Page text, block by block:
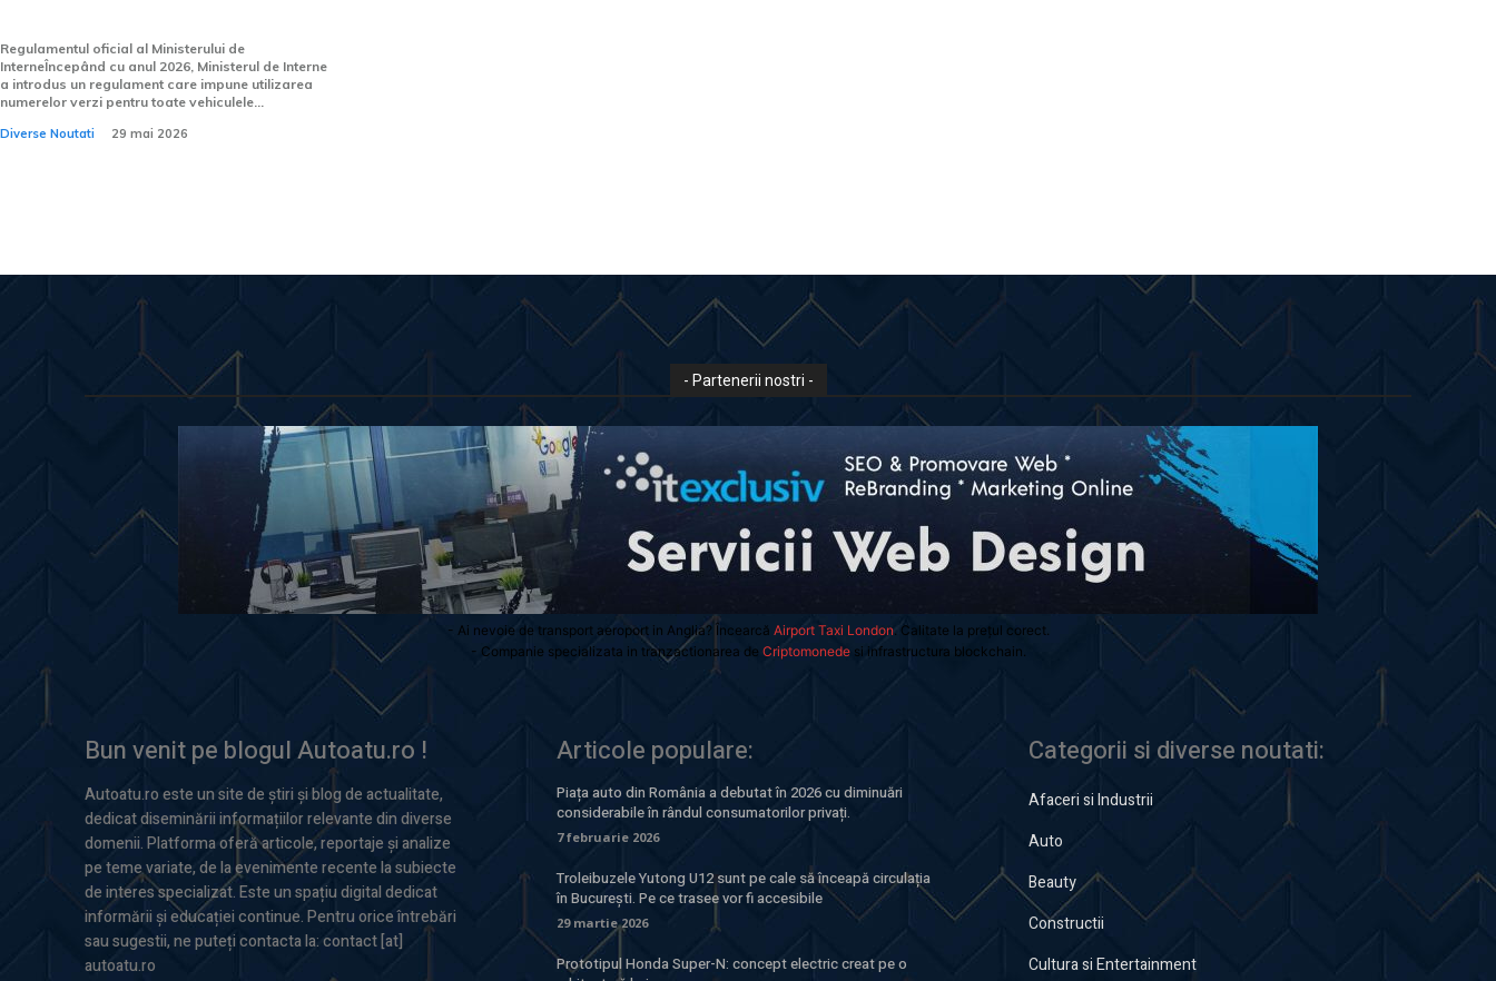
Regulamentul oficial al Ministerului de
InterneÎncepând cu anul 2026, Ministerul de Interne
a introdus un regulament care impune utilizarea
numerelor verzi pentru toate vehiculele...
Diverse Noutati 29 mai 2026
- Partenerii nostri -
- Ai nevoie de transport aeroport in Anglia? Încearcă Airport Taxi London. Calitate la prețul corect.
- Companie specializata in tranzactionarea de Criptomonedesi infrastructura blockchain.
Bun venit pe blogul Autoatu.ro !
Autoatu.ro este un site de știri și blog de actualitate,
dedicat diseminării informațiilor relevante din diverse
domenii. Platforma oferă articole, reportaje și analize
pe teme variate, de la evenimente recente la subiecte
de interes specializat. Este un spațiu digital dedicat
informării și educației continue. Pentru orice întrebări
sau sugestii, ne puteți contacta la: contact [at]
autoatu.ro
Articole populare:
Piața auto din România a debutat în 2026 cu diminuări
considerabile în rândul consumatorilor privați.
7 februarie 2026
Troleibuzele Yutong U12 sunt pe cale să înceapă circulația
în București. Pe ce trasee vor fi accesibile
29 martie 2026
Prototipul Honda Super-N: concept electric creat pe o
Categorii si diverse noutati:
Afaceri si Industrii
Auto
Beauty
Constructii
Cultura si Entertainment